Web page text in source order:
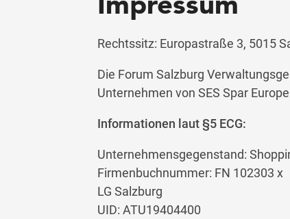
Rechtssitz: Europastraße 3, 5015
Die Forum Salzburg
Unternehmen von SES Spar
Informationen laut §5 ECG:
Unternehmensgegenstand:
Firmenbuchnummer: FN 102303 x
LG Salzburg
UID: ATU19404400